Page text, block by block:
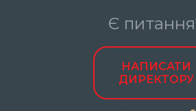
Є
НАПИСАТИ
ДИРЕКТОРУ